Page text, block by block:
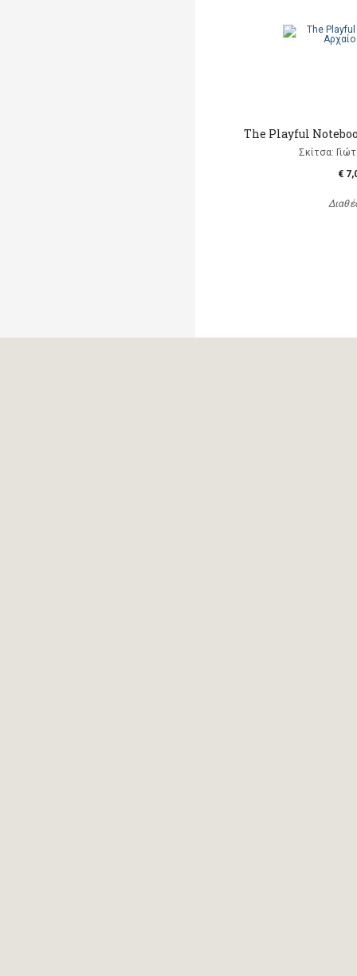
The Playful
Σκίτσα:
€